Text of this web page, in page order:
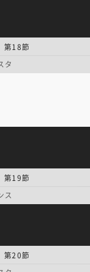
18節
タ
19節
ス
20節